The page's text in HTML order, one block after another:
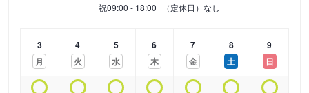
祝09:00 - 18:00 （定休日）なし
3
月
4
火
5
水
6
木
7
金
8
土
9
日